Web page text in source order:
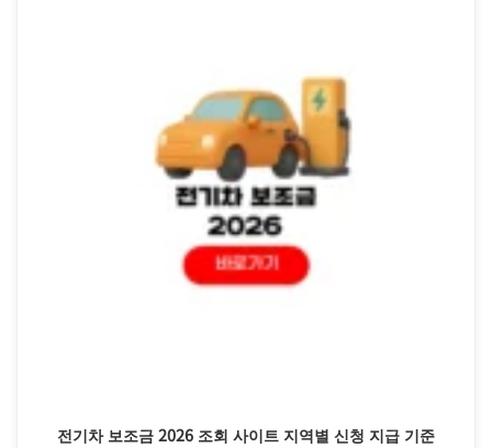
전기차 보조금 2026 조회 사이트 지역별 신청 지급 기준